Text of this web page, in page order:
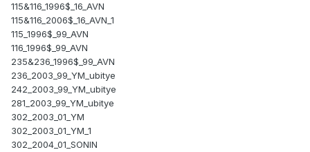
115&116_1996$_16_AVN
115&116_2006$_16_AVN_1
115_1996$_99_AVN
116_1996$_99_AVN
235&236_1996$_99_AVN
236_2003_99_YM_ubitye
242_2003_99_YM_ubitye
281_2003_99_YM_ubitye
302_2003_01_YM
302_2003_01_YM_1
302_2004_01_SONIN